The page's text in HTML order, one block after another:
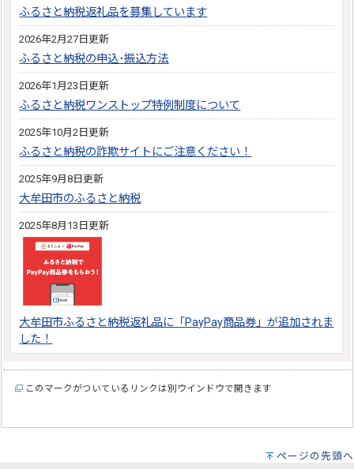
ふるさと納税返礼品を募集しています
2026年2月27日更新
ふるさと納税の申込･振込方法
2026年1月23日更新
ふるさと納税ワンストップ特例制度について
2025年10月2日更新
ふるさと納税の詐欺サイトにご注意ください！
2025年9月8日更新
大牟田市のふるさと納税
2025年8月13日更新
大牟田市ふるさと納税返礼品に「PayPay商品券」が追加されま
した！
このマークがついているリンクは別ウインドウで開きます
ページの先頭へ